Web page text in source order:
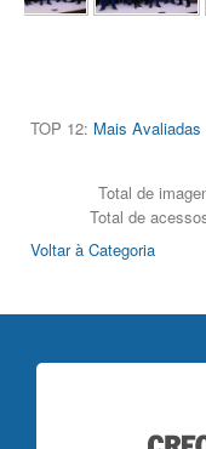
TOP 12: Mais Avaliadas
Total de
Total de
Voltar à Categoria